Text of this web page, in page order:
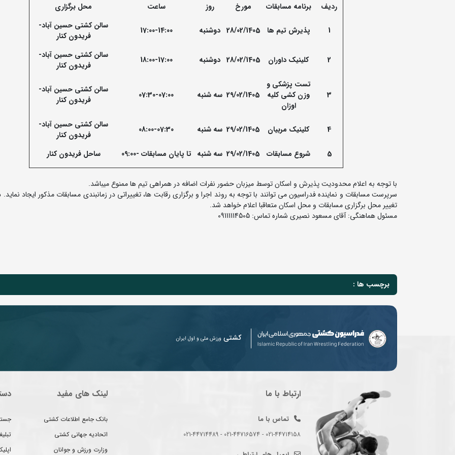
ردیف
برنامه مسابقات مورخ روز ساعت محل برگزاری
1 پذیرش تیم ها 28/02/1405 دوشنبه 17:00-14:00
سالن کشتی حسین آباد-
فریدون کنار
2 کلینیک داوران 28/02/1405 دوشنبه 18:00-17:00
سالن کشتی حسین آباد-
فریدون کنار
3
تست پزشکی و
وزن کشی کلیه
اوزان
29/02/1405 سه شنبه 07:30-07:00
سالن کشتی حسین آباد-
فریدون کنار
4 کلینیک مربیان 29/02/1405 سه شنبه 08:00-07:30
سالن کشتی حسین آباد-
فریدون کنار
5
شروع مسابقات 29/02/1405 سه شنبه تا پایان مسابقات -09:00 ساحل فریدون کنار
با توجه به اعلام محدودیت پذیرش و اسکان توسط میزبان حضور نفرات اضافه در همراهی تیم ها ممنوع میباشد.
سرپرست مسابقات و نماینده فدراسیون می توانند با توجه به روند اجرا و برگزاری رقابت ها، تغییراتی در زمانبندی مسابقات مذکور ایجاد
تغییر محل برگزاری مسابقات و محل اسکان متعاقبا اعلام خواهد شد.
مسئول هماهنگی: آقای مسعود نصیری شماره تماس: 09111114505
برچسب ها :
کشتی ورزش ملی و اول ایران
ارتباط با ما
تماس با ما
021-44714158 - 021-44716574 - 021-44714489
لینک های مفید
بانک جامع اطلاعات کشتی
اتحادیه جهانی کشتی
وزارت ورزش و جوانان